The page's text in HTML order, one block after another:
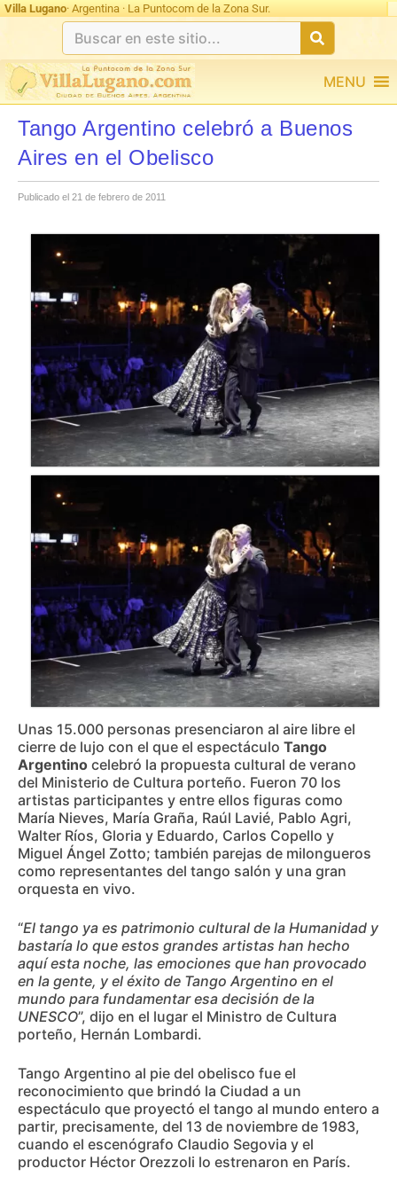
Villa Lugano· Argentina · La Puntocom de la Zona Sur.
MENU
Tango Argentino celebró a Buenos
Aires en el Obelisco
Publicado el 21 de febrero de 2011
Unas 15.000 personas presenciaron al aire libre el
cierre de lujo con el que el espectáculo Tango
Argentino celebró la propuesta cultural de verano
del Ministerio de Cultura porteño. Fueron 70 los
artistas participantes y entre ellos figuras como
María Nieves, María Graña, Raúl Lavié, Pablo Agri,
Walter Ríos, Gloria y Eduardo, Carlos Copello y
Miguel Ángel Zotto; también parejas de milongueros
como representantes del tango salón y una gran
orquesta en vivo.
“El tango ya es patrimonio cultural de la Humanidad y
bastaría lo que estos grandes artistas han hecho
aquí esta noche, las emociones que han provocado
en la gente, y el éxito de Tango Argentino en el
mundo para fundamentar esa decisión de la
UNESCO”, dijo en el lugar el Ministro de Cultura
porteño, Hernán Lombardi.
Tango Argentino al pie del obelisco fue el
reconocimiento que brindó la Ciudad a un
espectáculo que proyectó el tango al mundo entero a
partir, precisamente, del 13 de noviembre de 1983,
cuando el escenógrafo Claudio Segovia y el
productor Héctor Orezzoli lo estrenaron en París.